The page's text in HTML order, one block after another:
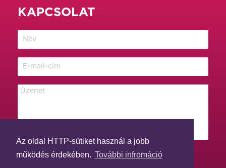
Az oldal HTTP-sütiket használ a jobb
működés érdekében. További infromáció
KAPCSOLAT
Elfogadom azadatvédelmi feltételeket.